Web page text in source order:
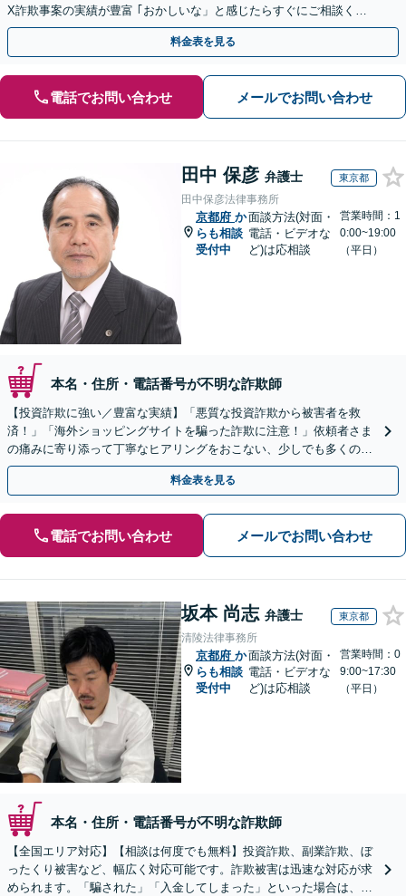
X詐欺事案の実績が豊富 ｢おかしいな」と感じたらすぐにご相談くだ
さい。
料金表を見る
電話でお問い合わせ メールでお問い合わせ
田中 保彦 弁護士 東京都
田中保彦法律事務所
京都府 か
らも相談
受付中
面談方法(対面・
電話・ビデオな
ど)は応相談
営業時間：1
0:00~19:00
（平日）
本名・住所・電話番号が不明な詐欺師
【投資詐欺に強い／豊富な実績】「悪質な投資詐欺から被害者を救
済！」「海外ショッピングサイトを騙った詐欺に注意！」依頼者さま
の痛みに寄り添って丁寧なヒアリングをおこない、少しでも多くの返
金が得られるよう尽力します！
料金表を見る
電話でお問い合わせ メールでお問い合わせ
坂本 尚志 弁護士 東京都
清陵法律事務所
京都府 か
らも相談
受付中
面談方法(対面・
電話・ビデオな
ど)は応相談
営業時間：0
9:00~17:30
（平日）
本名・住所・電話番号が不明な詐欺師
【全国エリア対応】【相談は何度でも無料】投資詐欺、副業詐欺、ぼ
ったくり被害など、幅広く対応可能です。詐欺被害は迅速な対応が求
められます。「騙された」「入金してしまった」といった場合は、お